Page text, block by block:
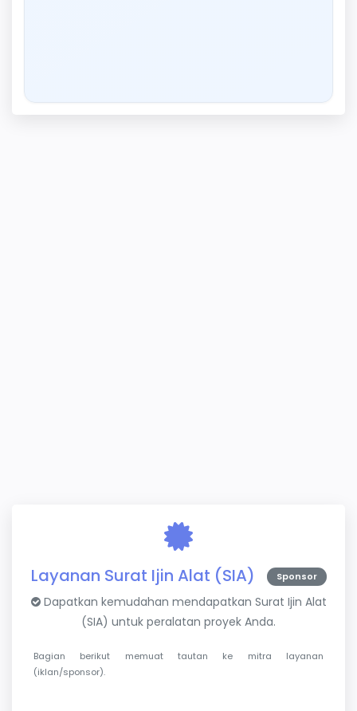
Layanan Surat Ijin Alat (SIA) Sponsor
Dapatkan kemudahan mendapatkan Surat Ijin Alat
(SIA) untuk peralatan proyek Anda.
Bagian berikut memuat tautan ke mitra layanan
(iklan/sponsor).